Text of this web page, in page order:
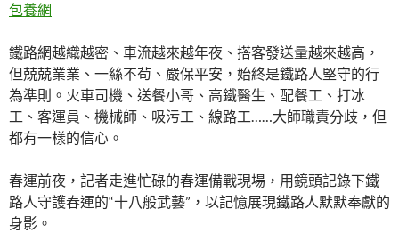
包養網
鐵路網越織越密、車流越來越年夜、搭客發送量越來越高，
但兢兢業業、一絲不茍、嚴保平安，始終是鐵路人堅守的行
為準則。火車司機、送餐小哥、高鐵醫生、配餐工、打冰
工、客運員、機械師、吸污工、線路工……大師職責分歧，但
都有一樣的信心。
春運前夜，記者走進忙碌的春運備戰現場，用鏡頭記錄下鐵
路人守護春運的“十八般武藝”，以記憶展現鐵路人默默奉獻的
身影。